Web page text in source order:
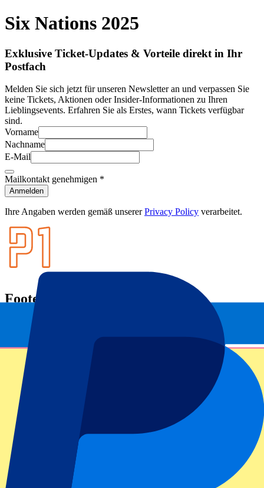
Six Nations 2025
Exklusive Ticket-Updates & Vorteile direkt in Ihr
Postfach
Melden Sie sich jetzt für unseren Newsletter an und verpassen Sie
keine Tickets, Aktionen oder Insider-Informationen zu Ihren
Lieblingsevents. Erfahren Sie als Erstes, wann Tickets verfügbar
sind.
Vorname
Nachname
E-Mail
Mailkontakt genehmigen *
Anmelden
Ihre Angaben werden gemäß unsererPrivacy Policy verarbeitet.
Footer menu
Topklubs
Manchester United FC
Tottenham Hotspur
Beliebte Events
GP Barcelona
GP Zandvoort
GP Österreich